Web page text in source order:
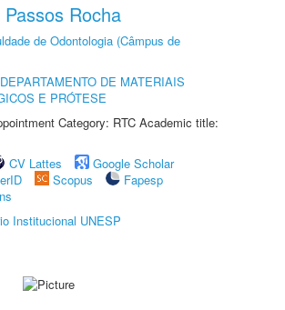
Rocha
de Odontologia (Câmpus de
DEPARTAMENTO DE MATERIAIS
E PRÓTESE
Category: RTC Academic title:
CV Lattes
Google Scholar
Scopus
Fapesp
Institucional UNESP